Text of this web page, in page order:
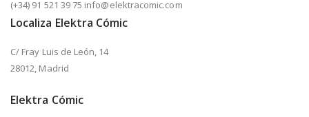
(+34) 91 521 39 75 info@elektracomic.com
Localiza Elektra Cómic
C/ Fray Luis de León, 14
28012, Madrid
Elektra Cómic